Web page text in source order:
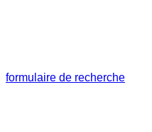
formulaire de recherche